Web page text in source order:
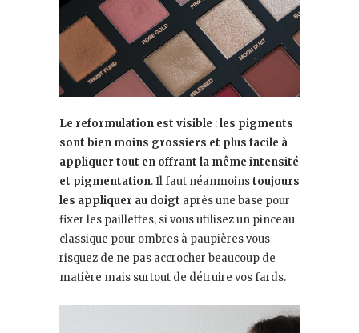
Le reformulation est visible :les pigments
sont bien moins grossiers et plus facile à
appliquer tout en offrant la même intensité
et pigmentation. Il faut néanmoinstoujours
les appliquer au doigt après une base pour
fixer les paillettes, si vous utilisez un pinceau
classique pour ombres à paupières vous
risquez de ne pas accrocher beaucoup de
matière mais surtout de détruire vos fards.